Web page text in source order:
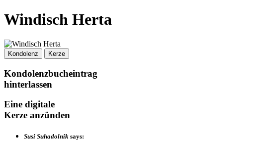
Windisch Herta
Kondolenz Kerze
Kondolenzbucheintrag
hinterlassen
Eine digitale
Kerze anzünden
Susi Suhadolnik says: